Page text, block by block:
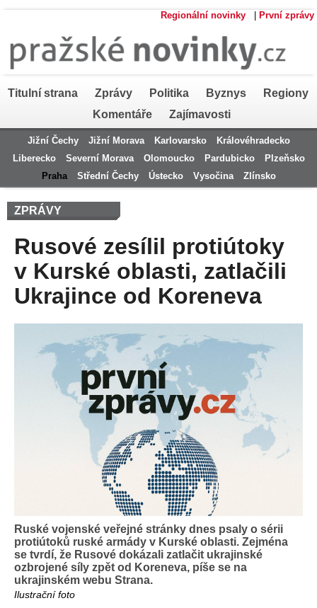
Regionální novinky První zprávy
Titulní strana Zprávy Politika Byznys
Regiony
Komentáře
Zajímavosti
Jižní Čechy Jižní Morava Karlovarsko
Královéhradecko
Liberecko
Severní Morava Olomoucko Pardubicko
Plzeňsko
Praha
Střední Čechy Ústecko Vysočina Zlínsko
ZPRÁVY
Rusové zesílil protiútoky
v Kurské oblasti, zatlačili
Ukrajince od Koreneva
Ruské vojenské veřejné stránky dnes psaly o sérii
protiútoků ruské armády v Kurské oblasti. Zejména
se tvrdí, že Rusové dokázali zatlačit ukrajinské
ozbrojené síly zpět od Koreneva, píše se na
ukrajinském webu Strana.
Ilustrační foto